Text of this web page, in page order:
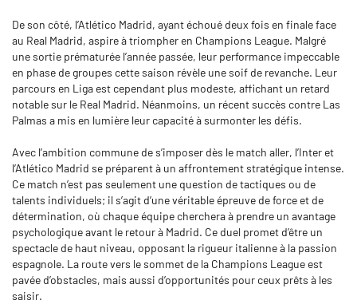
De son côté, l’Atlético Madrid, ayant échoué deux fois en finale face
au Real Madrid, aspire à triompher en Champions League. Malgré
une sortie prématurée l’année passée, leur performance impeccable
en phase de groupes cette saison révèle une soif de revanche. Leur
parcours en Liga est cependant plus modeste, affichant un retard
notable sur le Real Madrid. Néanmoins, un récent succès contre Las
Palmas a mis en lumière leur capacité à surmonter les défis.
Avec l’ambition commune de s’imposer dès le match aller, l’Inter et
l’Atlético Madrid se préparent à un affrontement stratégique intense.
Ce match n’est pas seulement une question de tactiques ou de
talents individuels; il s’agit d’une véritable épreuve de force et de
détermination, où chaque équipe cherchera à prendre un avantage
psychologique avant le retour à Madrid. Ce duel promet d’être un
spectacle de haut niveau, opposant la rigueur italienne à la passion
espagnole. La route vers le sommet de la Champions League est
pavée d’obstacles, mais aussi d’opportunités pour ceux prêts à les
saisir.